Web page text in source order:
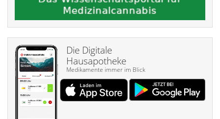
Die Digitale
Hausapotheke
Medikamente immer im Blick